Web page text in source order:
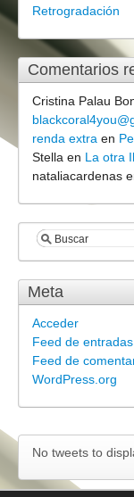
Retrogradación
Comentarios
Cristina Palau
renda extra en
Stella en La otra
nataliacardenas
Meta
Acceder
Feed de entradas
Feed de
WordPress.org
No tweets to